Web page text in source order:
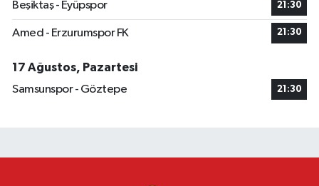
Beşiktaş - Eyüpspor 21:30
Amed - Erzurumspor FK 21:30
17 Ağustos, Pazartesi
Samsunspor - Göztepe
21:30